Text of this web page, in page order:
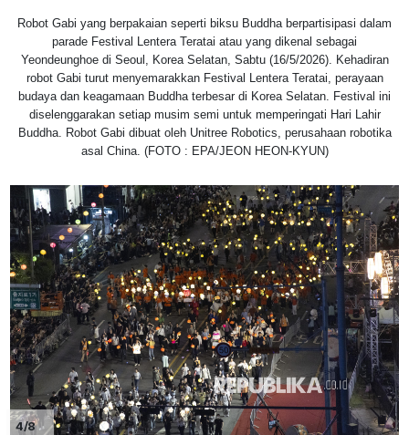
Robot Gabi yang berpakaian seperti biksu Buddha berpartisipasi dalam
parade Festival Lentera Teratai atau yang dikenal sebagai
Yeondeunghoe di Seoul, Korea Selatan, Sabtu (16/5/2026). Kehadiran
robot Gabi turut menyemarakkan Festival Lentera Teratai, perayaan
budaya dan keagamaan Buddha terbesar di Korea Selatan. Festival ini
diselenggarakan setiap musim semi untuk memperingati Hari Lahir
Buddha. Robot Gabi dibuat oleh Unitree Robotics, perusahaan robotika
asal China. (FOTO : EPA/JEON HEON-KYUN)
4/8